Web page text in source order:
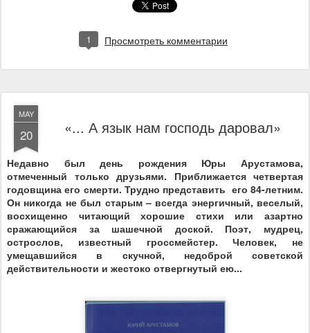
1 Просмотреть комментарии
MAY
20 «... А язык нам господь даровал»
Недавно был день рождения Юры Арустамова,
отмеченный только друзьями. Приближается четвертая
годовщина его смерти. Трудно представить его 84-летним.
Он никогда не был старым – всегда энергичный, веселый,
восхищенно читающий хорошие стихи или азартно
сражающийся за шашечной доской. Поэт, мудрец,
острослов, известный гроссмейстер. Человек, не
умещавшийся в скучной, недоброй советской
действительности и жестоко отвергнутый ею...